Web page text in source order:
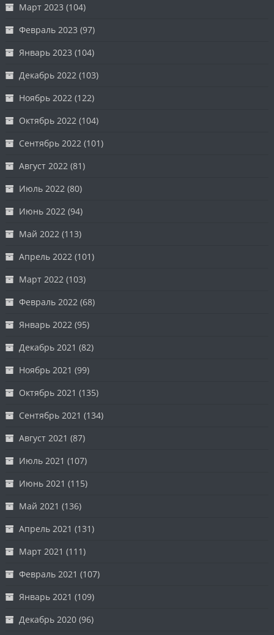
Март 2023 (104)
Февраль 2023 (97)
Январь 2023 (104)
Декабрь 2022 (103)
Ноябрь 2022 (122)
Октябрь 2022 (104)
Сентябрь 2022 (101)
Август 2022 (81)
Июль 2022 (80)
Июнь 2022 (94)
Май 2022 (113)
Апрель 2022 (101)
Март 2022 (103)
Февраль 2022 (68)
Январь 2022 (95)
Декабрь 2021 (82)
Ноябрь 2021 (99)
Октябрь 2021 (135)
Сентябрь 2021 (134)
Август 2021 (87)
Июль 2021 (107)
Июнь 2021 (115)
Май 2021 (136)
Апрель 2021 (131)
Март 2021 (111)
Февраль 2021 (107)
Январь 2021 (109)
Декабрь 2020 (96)